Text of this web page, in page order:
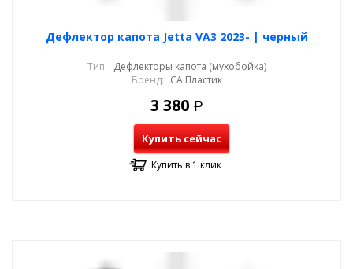
Дефлектор капота Jetta VA3 2023- | черный
Тип: Дефлекторы капота (мухобойка)
Бренд: СА Пластик
3 380 Р
Купить сейчас
Купить в 1 клик